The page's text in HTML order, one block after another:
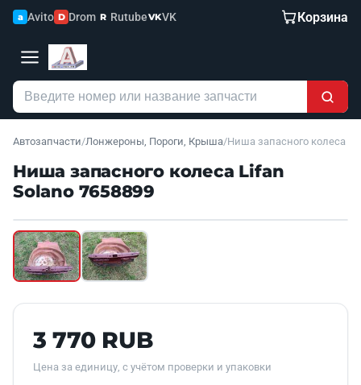
a Avito D Drom R RutubeVKVK Корзина
Автозапчасти/Лонжероны, Пороги, Крыша/Ниша запасного колеса
Ниша запасного колеса Lifan
Solano 7658899
Б/У В НАЛИЧИИ
3 770 RUB
Цена за единицу, с учётом проверки и упаковки